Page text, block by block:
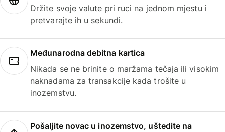
Držite svoje valute pri ruci na jednom mjestu i
pretvarajte ih u sekundi.
Međunarodna debitna kartica
Nikada se ne brinite o maržama tečaja ili visokim
naknadama za transakcije kada trošite u
inozemstvu.
Pošaljite novac u inozemstvo, uštedite na